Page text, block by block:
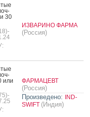
30
ИЗВАРИНО ФАРМА
(Россия)
или
ФАРМАЦЕВТ
(Россия)
Произведено:
IND-
SWIFT (Индия)